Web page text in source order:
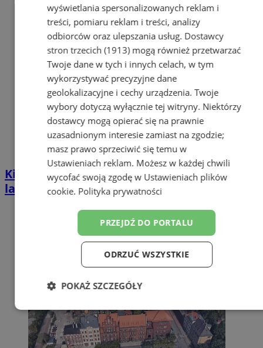
Kierował BMW mimo zakazu sądowego. 57-
latek zatrzymany w Zabrzu
wyświetlania spersonalizowanych reklam i
treści, pomiaru reklam i treści, analizy
odbiorców oraz ulepszania usług. Dostawcy
stron trzecich (1913)mogą również przetwarzać
Twoje dane w tych i innych celach, w tym
wykorzystywać precyzyjne dane
geolokalizacyjne i cechy urządzenia. Twoje
wybory dotyczą wyłącznie tej witryny. Niektórzy
dostawcy mogą opierać się na prawnie
uzasadnionym interesie zamiast na zgodzie;
masz prawo sprzeciwić się temu w
Ustawieniach reklam. Możesz w każdej chwili
wycofać swoją zgodę w Ustawieniach plików
cookie. Polityka prywatności
PRZEJDŹ DO PORTALU
ODRZUĆ WSZYSTKIE
POKAŻ SZCZEGÓŁY
Niezbędne Wydajność Targetowanie